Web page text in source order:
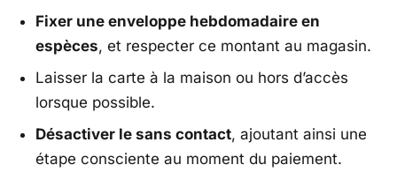
Fixer une enveloppe hebdomadaire en
espèces, et respecter ce montant au magasin.
Laisser la carte à la maison ou hors d’accès
lorsque possible.
Désactiver le sans contact, ajoutant ainsi une
étape consciente au moment du paiement.